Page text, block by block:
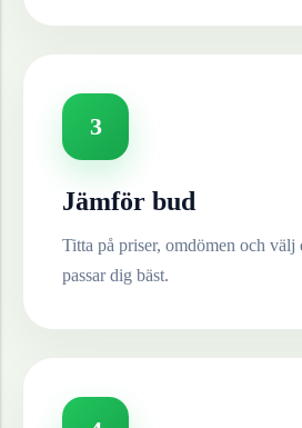
3
Jämför bud
Titta på priser, omdömen och välj
passar dig bäst.